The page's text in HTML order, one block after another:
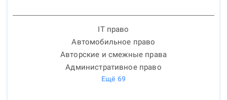
IT право
Автомобильное право
Авторские и смежные права
Административное право
Ещё 69